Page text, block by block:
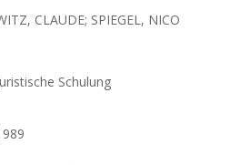
CLAUDE; SPIEGEL, NICO
Schulung